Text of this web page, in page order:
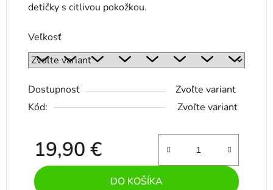
detičky s citlivou pokožkou.
Veľkosť
Dostupnosť
Zvoľte variant
Kód:
Zvoľte variant
19,90 €
Jednotková cena:
DO KOŠÍKA